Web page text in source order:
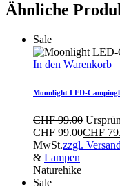
Ähnliche
Sale
In den Warenkorb
Moonlight LED-
CHF99.00
CHF 99.00CHF
MwSt.zzgl.
& Lampen
Naturehike
Sale